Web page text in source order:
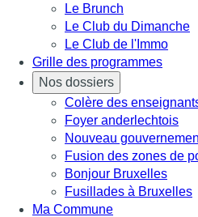
Le Brunch
Le Club du Dimanche
Le Club de l'Immo
Grille des programmes
Nos dossiers
Colère des
Foyer anderlechtois
Nouveau
Fusion des zones de
Bonjour Bruxelles
Fusillades à Bruxelles
Ma Commune